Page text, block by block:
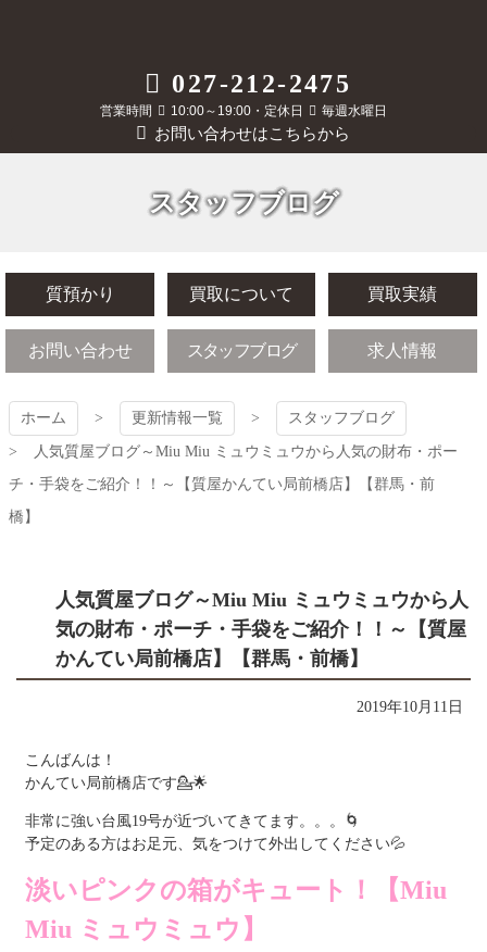
質屋かんてい局
前橋店
027-212-2475
営業時間 10:00～19:00・定休日 毎週水曜日
お問い合わせはこちらから
スタッフブログ
質預かり 買取について 買取実績
お問い合わせ スタッフブログ 求人情報
ホーム 更新情報一覧 スタッフブログ
人気質屋ブログ～Miu Miu ミュウミュウから人気の財布・ポー
チ・手袋をご紹介！！～【質屋かんてい局前橋店】【群馬・前
橋】
人気質屋ブログ～Miu Miu ミュウミュウから人
気の財布・ポーチ・手袋をご紹介！！～【質屋
かんてい局前橋店】【群馬・前橋】
2019年10月11日
こんばんは！
かんてい局前橋店です💁🌟
非常に強い台風19号が近づいてきてます。。。🌀
予定のある方はお足元、気をつけて外出してください💦
淡いピンクの箱がキュート！【Miu
Miu ミュウミュウ】